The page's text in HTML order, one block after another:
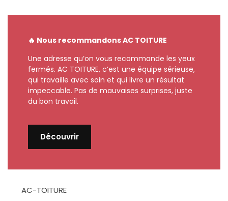
🔥 Nous recommandons AC TOITURE
Une adresse qu’on vous recommande les yeux
fermés. AC TOITURE, c’est une équipe sérieuse,
qui travaille avec soin et qui livre un résultat
impeccable. Pas de mauvaises surprises, juste
du bon travail.
Découvrir
AC-TOITURE